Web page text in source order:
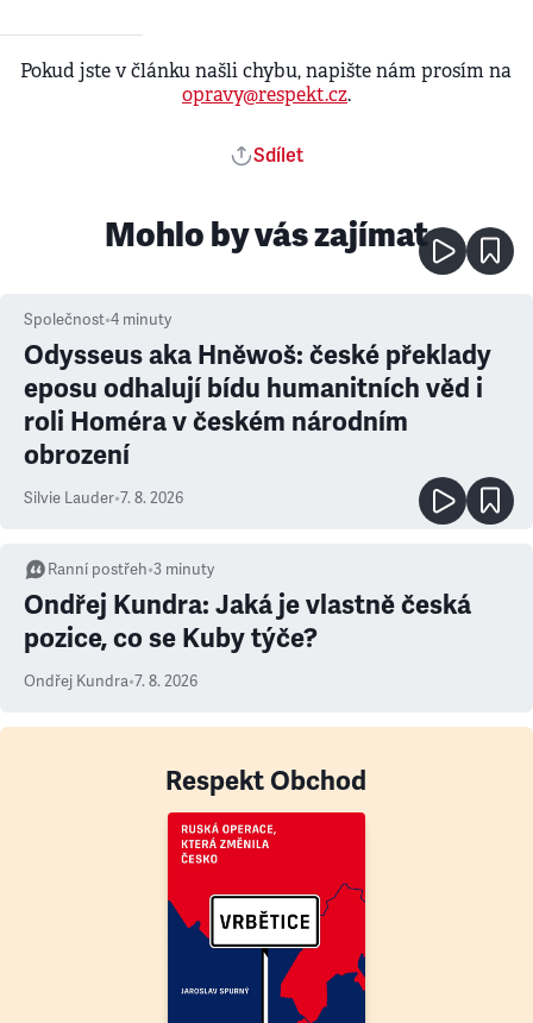
Pokud jste v článku našli chybu, napište nám prosím na
opravy@respekt.cz.
Sdílet
Mohlo by vás zajímat
Společnost•4 minuty
Odysseus aka Hněwoš: české překlady
eposu odhalují bídu humanitních věd i
roli Homéra v českém národním
obrození
Silvie Lauder•7. 8. 2026
Ranní postřeh•3 minuty
Ondřej Kundra: Jaká je vlastně česká
pozice, co se Kuby týče?
Ondřej Kundra•7. 8. 2026
Respekt Obchod